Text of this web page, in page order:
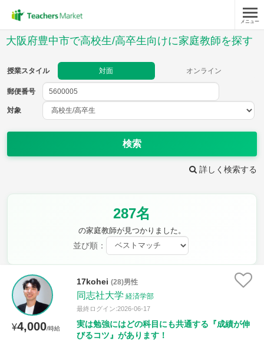
メニュー
大阪府豊中市で高校生/高卒生向けに家庭教師を探す
授業スタイル 対面 オンライン
郵便番号
対象
検索
詳しく検索する
287名
の家庭教師が見つかりました。
並び順：
¥4,000/時給
17kohei (28)男性
同志社大学 経済学部
最終ログイン:2026-06-17
実は勉強にはどの科目にも共通する『成績が伸
びるコツ』があります！
郵便番号
教科
英語(リスニング)
数学A 数学B 数学C 現代文
世界史 日本史 地理 現代社会
政治経済 小論文 書道 家庭科
情報